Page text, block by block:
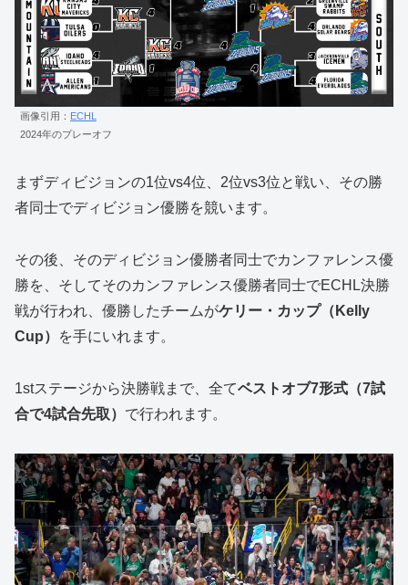
画像引用： ECHL
2024年のプレーオフ
まずディビジョンの1位vs4位、2位vs3位と戦い、その勝
者同士でディビジョン優勝を競います。
その後、そのディビジョン優勝者同士でカンファレンス優
勝を、そしてそのカンファレンス優勝者同士でECHL決勝
戦が行われ、優勝したチームがケリー・カップ（Kelly
Cup）
を手にいれます。
1stステージから決勝戦まで、全てベストオブ7形式（7試
合で4試合先取） で行われます。